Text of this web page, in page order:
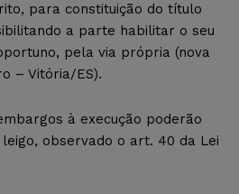
para constituição do título
a parte habilitar o seu
pela via própria (nova
– Vitória/ES).
à execução poderão
observado o art. 40 da Lei